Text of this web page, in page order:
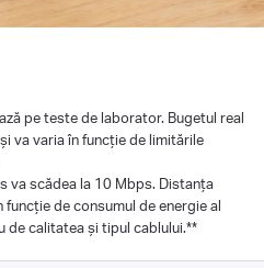
pe teste de laborator. Bugetul real
va varia în funcție de limitările
va scădea la 10 Mbps. Distanța
de consumul de energie al
de calitatea și tipul cablului.**